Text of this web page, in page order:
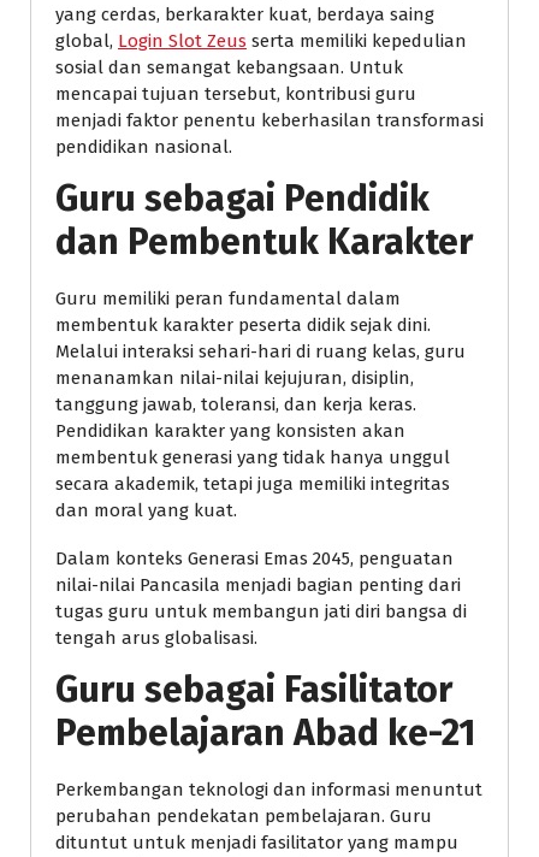
yang cerdas, berkarakter kuat, berdaya saing
global, Login Slot Zeus serta memiliki kepedulian
sosial dan semangat kebangsaan. Untuk
mencapai tujuan tersebut, kontribusi guru
menjadi faktor penentu keberhasilan transformasi
pendidikan nasional.
Guru sebagai Pendidik
dan Pembentuk Karakter
Guru memiliki peran fundamental dalam
membentuk karakter peserta didik sejak dini.
Melalui interaksi sehari-hari di ruang kelas, guru
menanamkan nilai-nilai kejujuran, disiplin,
tanggung jawab, toleransi, dan kerja keras.
Pendidikan karakter yang konsisten akan
membentuk generasi yang tidak hanya unggul
secara akademik, tetapi juga memiliki integritas
dan moral yang kuat.
Dalam konteks Generasi Emas 2045, penguatan
nilai-nilai Pancasila menjadi bagian penting dari
tugas guru untuk membangun jati diri bangsa di
tengah arus globalisasi.
Guru sebagai Fasilitator
Pembelajaran Abad ke-21
Perkembangan teknologi dan informasi menuntut
perubahan pendekatan pembelajaran. Guru
dituntut untuk menjadi fasilitator yang mampu